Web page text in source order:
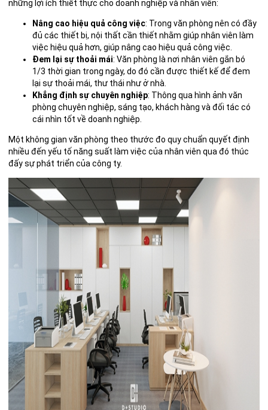
những lợi ích thiết thực cho doanh nghiệp và nhân viên:
Nâng cao hiệu quả công việc: Trong văn phòng nên có đầy
đủ các thiết bị, nội thất cần thiết nhằm giúp nhân viên làm
việc hiệu quả hơn, giúp nâng cao hiệu quả công việc.
Đem lại sự thoải mái: Văn phòng là nơi nhân viên gắn bó
1/3 thời gian trong ngày, do đó cần được thiết kế để đem
lại sự thoải mái, thư thái như ở nhà.
Khẳng định sự chuyên nghiệp: Thông qua hình ảnh văn
phòng chuyên nghiệp, sáng tạo, khách hàng và đối tác có
cái nhìn tốt về doanh nghiệp.
Một không gian văn phòng theo thước đo quy chuẩn quyết định
nhiều đến yếu tố năng suất làm việc của nhân viên qua đó thúc
đấy sự phát triển của công ty.